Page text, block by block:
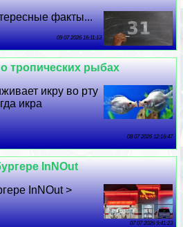
факты...
09 07 2026 16:11:13
тропических рыбах
икру во рту
икра
08 07 2026 12:16:47
InNOut
InNOut >
07 07 2026 9:41:23